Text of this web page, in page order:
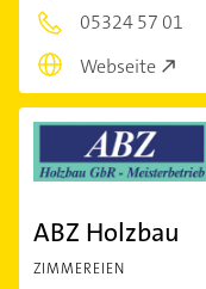
05324 57 01
Webseite
ABZ Holzbau
ZIMMEREIEN